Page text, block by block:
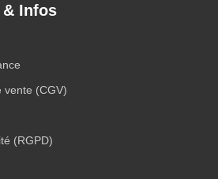
& Infos
vente (CGV)
(RGPD)